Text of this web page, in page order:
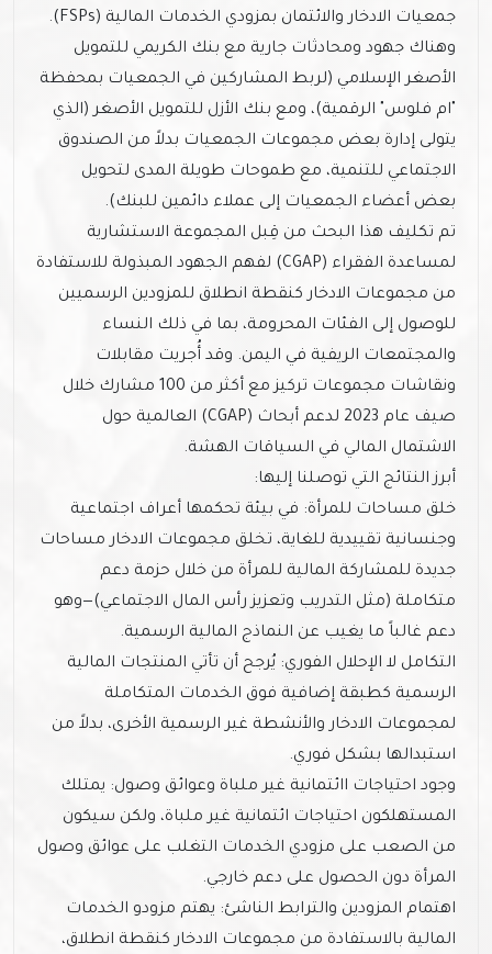
جمعيات الادخار والائتمان بمزودي الخدمات المالية (FSPs).
وهناك جهود ومحادثات جارية مع بنك الكريمي للتمويل
الأصغر الإسلامي (لربط المشاركين في الجمعيات بمحفظة
"ام فلوس" الرقمية)، ومع بنك الأزل للتمويل الأصغر (الذي
يتولى إدارة بعض مجموعات الجمعيات بدلاً من الصندوق
الاجتماعي للتنمية، مع طموحات طويلة المدى لتحويل
بعض أعضاء الجمعيات إلى عملاء دائمين للبنك).
تم تكليف هذا البحث من قِبل المجموعة الاستشارية
لمساعدة الفقراء (CGAP) لفهم الجهود المبذولة للاستفادة
من مجموعات الادخار كنقطة انطلاق للمزودين الرسميين
للوصول إلى الفئات المحرومة، بما في ذلك النساء
والمجتمعات الريفية في اليمن. وقد أُجريت مقابلات
ونقاشات مجموعات تركيز مع أكثر من 100 مشارك خلال
صيف عام 2023 لدعم أبحاث (CGAP) العالمية حول
الاشتمال المالي في السياقات الهشة.
أبرز النتائج التي توصلنا إليها:
خلق مساحات للمرأة: في بيئة تحكمها أعراف اجتماعية
وجنسانية تقييدية للغاية، تخلق مجموعات الادخار مساحات
جديدة للمشاركة المالية للمرأة من خلال حزمة دعم
متكاملة (مثل التدريب وتعزيز رأس المال الاجتماعي)—وهو
دعم غالباً ما يغيب عن النماذج المالية الرسمية.
التكامل لا الإحلال الفوري: يُرجح أن تأتي المنتجات المالية
الرسمية كطبقة إضافية فوق الخدمات المتكاملة
لمجموعات الادخار والأنشطة غير الرسمية الأخرى، بدلاً من
استبدالها بشكل فوري.
وجود احتياجات اائتمانية غير ملباة وعوائق وصول: يمتلك
المستهلكون احتياجات ائتمانية غير ملباة، ولكن سيكون
من الصعب على مزودي الخدمات التغلب على عوائق وصول
المرأة دون الحصول على دعم خارجي.
اهتمام المزودين والترابط الناشئ: يهتم مزودو الخدمات
المالية بالاستفادة من مجموعات الادخار كنقطة انطلاق،